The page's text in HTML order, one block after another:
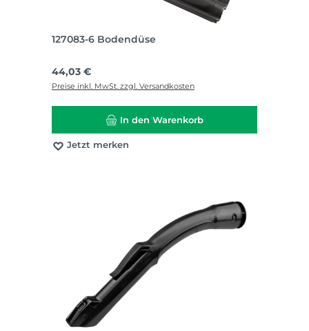
127083-6 Bodendüse
Regulärer Preis:
44,03 €
Preise inkl. MwSt. zzgl. Versandkosten
In den Warenkorb
Jetzt merken